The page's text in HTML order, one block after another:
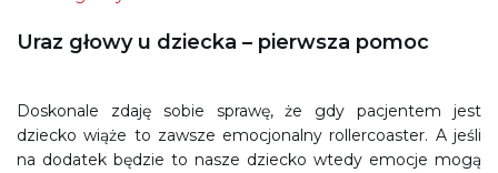
Uraz głowy u dziecka – pierwsza pomoc
Doskonale zdaję sobie sprawę, że gdy pacjentem jest
dziecko wiąże to zawsze emocjonalny rollercoaster. A jeśli
na dodatek będzie to nasze dziecko wtedy emocje mogą